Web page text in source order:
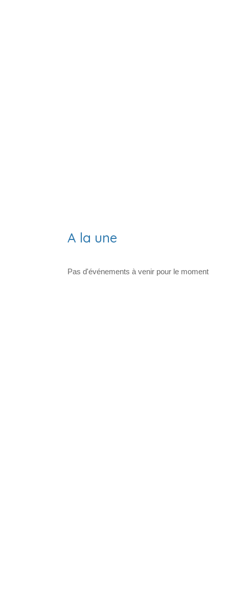
A la une
Pas d'événements à venir pour le moment